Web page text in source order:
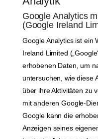
Google Analytics
(Google Ireland
Google Analytics ist ein
Ireland Limited
erhobenen Daten, um
untersuchen, wie diese
über ihre Aktivitäten zu
mit anderen Google-
Google kann die
Anzeigen seines